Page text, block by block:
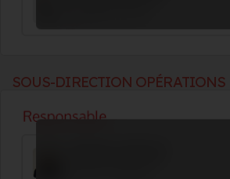
SOUS-DIRECTION OPÉRATIONS